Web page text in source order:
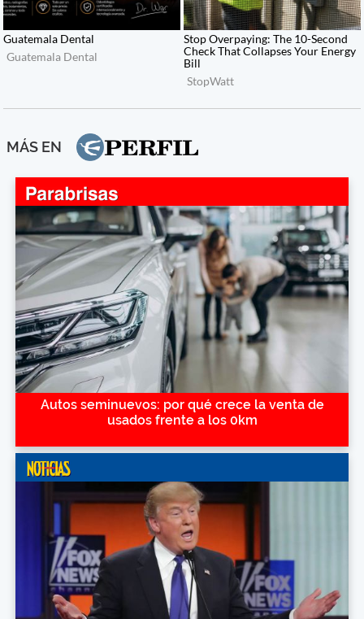
MÁS EN
Autos seminuevos: por qué crece la venta de
usados frente a los 0km